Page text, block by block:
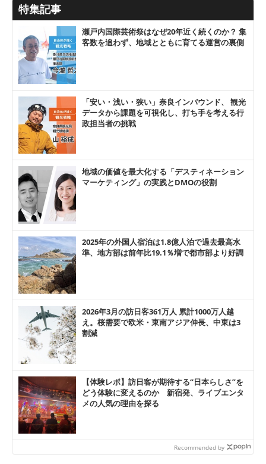
特集記事
瀬戸内国際芸術祭はなぜ20年近く続くのか？ 集
客数を追わず、地域とともに育てる運営の裏側
「安い・浅い・狭い」奈良インバウンド、 観光
データから課題を可視化し、打ち手を考える行
政担当者の挑戦
地域の価値を最大化する「デスティネーション
マーケティング」の実践とDMOの役割
2025年の外国人宿泊は1.8億人泊で過去最高水
準、地方部は前年比19.1％増で都市部より好調
2026年3月の訪日客361万人 累計1000万人越
え。桜需要で欧米・東南アジア伸長、中東は3
割減
【体験レポ】訪日客が期待する“日本らしさ”を
どう体験に変えるのか 新宿発、ライブエンタ
メの人気の理由を探る
Recommended by